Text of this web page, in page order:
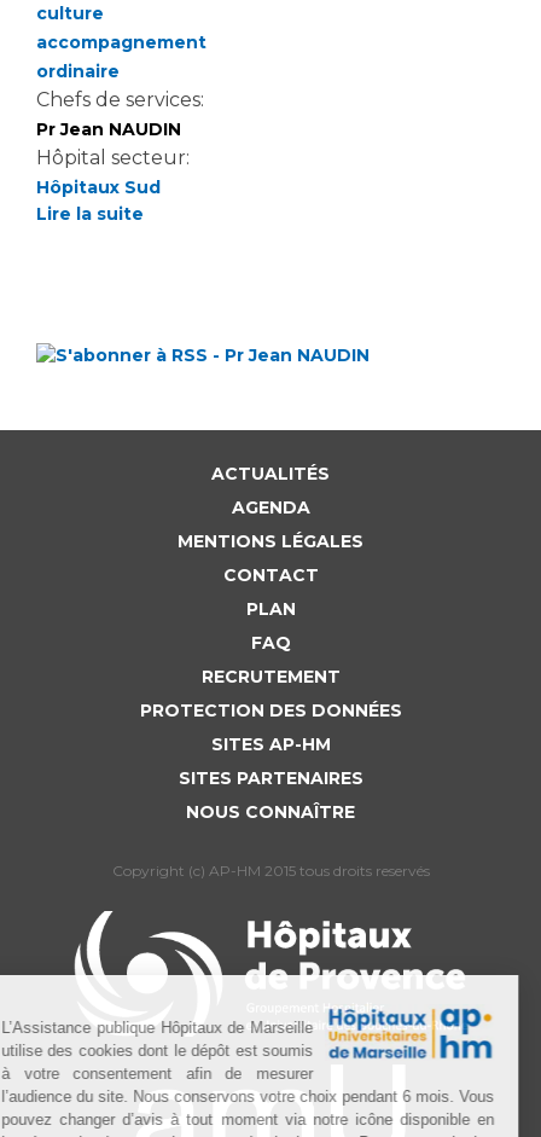
culture
accompagnement
ordinaire
Chefs de services:
Pr Jean NAUDIN
Hôpital secteur:
Hôpitaux Sud
Lire la suite
ACTUALITÉS
AGENDA
MENTIONS LÉGALES
CONTACT
PLAN
FAQ
RECRUTEMENT
PROTECTION DES DONNÉES
SITES AP-HM
SITES PARTENAIRES
NOUS CONNAÎTRE
Copyright (c) AP-HM 2015 tous droits reservés
L’Assistance publique Hôpitaux de Marseille
utilise des cookies dont le dépôt est soumis
à votre consentement afin de mesurer
l’audience du site. Nous conservons votre choix pendant 6 mois. Vous
pouvez changer d’avis à tout moment via notre icône disponible en